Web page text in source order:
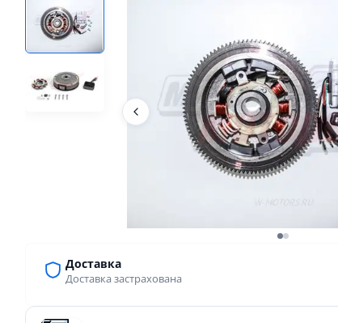
Доставка
Доставка застрахована